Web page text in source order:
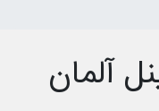
آلمان